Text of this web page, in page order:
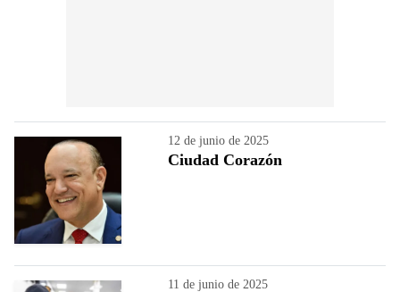
12 de junio de 2025
Ciudad Corazón
11 de junio de 2025